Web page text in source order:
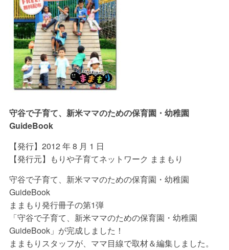
守谷で子育て、新米ママのための保育園・幼稚園
GuideBook
【発行】2012 年 8 月 1 日
【発行元】もりや子育てネットワーク ままもり
守谷で子育て、新米ママのための保育園・幼稚園
GuideBook
ままもり発行冊子の第1弾
「守谷で子育て、新米ママのための保育園・幼稚園
GuideBook」が完成しました！
ままもりスタッフが、ママ目線で取材＆編集しました。